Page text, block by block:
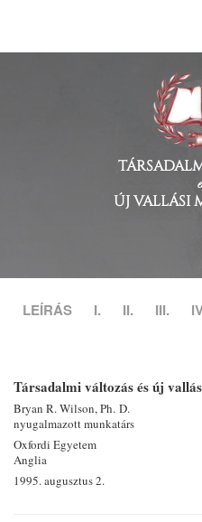
ÚJ VALLÁSI
LEÍRÁS I. II. III.
Társadalmi változás és új
Bryan R. Wilson, Ph. D.
nyugalmazott munkatárs
Oxfordi Egyetem
Anglia
1995. augusztus 2.